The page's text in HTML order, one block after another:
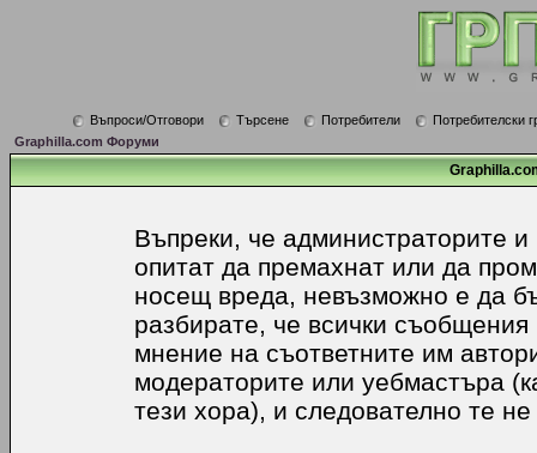
Въпроси/Отговори Търсене Потребители
Потребителски
Graphilla.com Форуми
Въпреки, че администраторите
опитат да премахнат или да
носещ вреда, невъзможно е да
разбирате, че всички
мнение на съответните им
модераторите или уебмастъра
тези хора), и следователно те не